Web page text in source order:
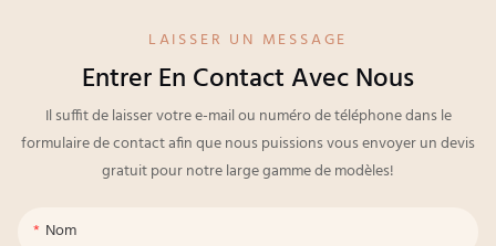
LAISSER UN MESSAGE
Entrer En Contact Avec Nous
Il suffit de laisser votre e-mail ou numéro de téléphone dans le
formulaire de contact afin que nous puissions vous envoyer un devis
gratuit pour notre large gamme de modèles!
Nom